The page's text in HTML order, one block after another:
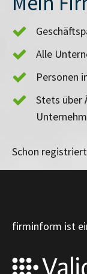
Alle
Personen
Stets über
Schon
firminform ist